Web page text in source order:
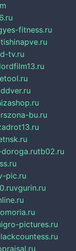
yes-fitness.ru
tishinapve.ru
tv.ru
lordfilm13.ru
bu.ru
tb02.ru
pic.ru
vgurin.ru
igro-pictures.ru